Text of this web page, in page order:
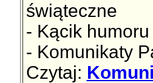
świąteczne
- Kącik humoru
- Komunikaty
Czytaj: